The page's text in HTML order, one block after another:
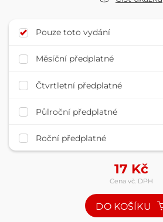
Pouze toto vydání
Měsíční předplatné
Čtvrtletní předplatné
Půlroční předplatné
Roční předplatné
17 Kč
Cena vč. DPH
DO KOŠÍKU